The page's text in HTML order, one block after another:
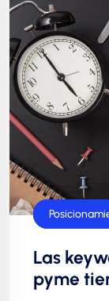
Marketing
Las
pyme